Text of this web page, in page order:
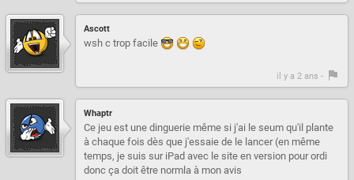
Ascott
wsh c trop facile
il y a 2 ans -
Whaptr
Ce jeu est une dinguerie même si j'ai le seum qu'il plante
à chaque fois dès que j'essaie de le lancer (en même
temps, je suis sur iPad avec le site en version pour ordi
donc ça doit être normla à mon avis